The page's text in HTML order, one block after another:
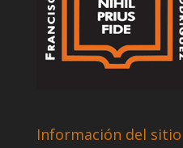
Información del sitio